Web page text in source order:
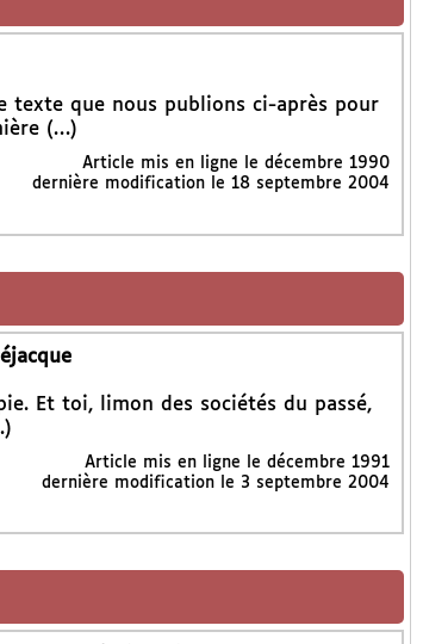
texte que nous publions ci-après pour
(…)
Article mis en ligne le décembre 1990
dernière modification le 18 septembre 2004
Et toi, limon des sociétés du passé,
Article mis en ligne le décembre 1991
dernière modification le 3 septembre 2004